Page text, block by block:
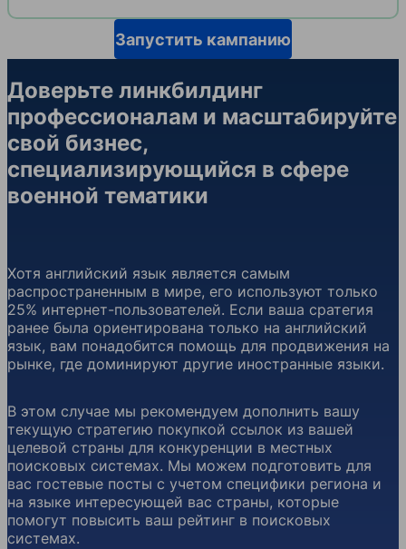
Запустить кампанию
Доверьте линкбилдинг
профессионалам и масштабируйте
свой бизнес,
специализирующийся в сфере
военной тематики
Хотя английский язык является самым
распространенным в мире, его используют только
25% интернет-пользователей. Если ваша сратегия
ранее была ориентирована только на английский
язык, вам понадобится помощь для продвижения на
рынке, где доминируют другие иностранные языки.
В этом случае мы рекомендуем дополнить вашу
текущую стратегию покупкой ссылок из вашей
целевой страны для конкуренции в местных
поисковых системах. Мы можем подготовить для
вас гостевые посты с учетом специфики региона и
на языке интересующей вас страны, которые
помогут повысить ваш рейтинг в поисковых
системах.